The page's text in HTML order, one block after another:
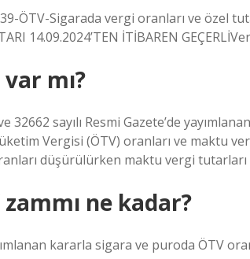
ÖTV-Sigarada vergi oranları ve özel
14.09.2024’TEN İTİBAREN
mı?
32662 sayılı Resmi Gazete’de
Vergisi (ÖTV) oranları ve maktu
düşürülürken maktu vergi tutarları
ne kadar?
kararla sigara ve puroda ÖTV